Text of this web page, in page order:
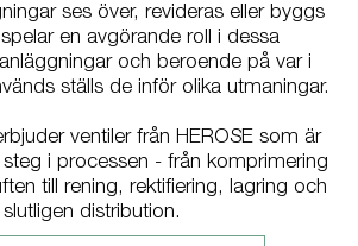
ses över, revideras eller byggs
en avgörande roll i dessa
och beroende på var i
ställs de inför olika utmaningar.
ventiler från HEROSE som är
i processen - från komprimering
till rening, rektifiering, lagring och
slutligen distribution.